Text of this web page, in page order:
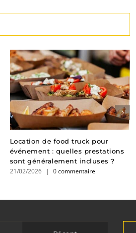
Location de food truck pour
événement : quelles prestations
sont généralement incluses ?
21/02/2026 | 0 commentaire